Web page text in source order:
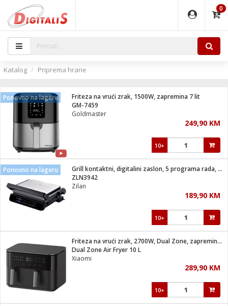
0
...
aparati
pribor
i pribor
/ G4
svjetla
grla
i oprema
- Analogija
IP kamere
100
Katalog Priprema hrane
Ponovno na lageru
Friteza na vrući zrak, 1500W, zapremina 7 lit
GM-7459
Goldmaster
249,90 KM
10+
Ponovno na lageru
Grill kontaktni, digitalini zaslon, 5 programa rada, 2000 W
ZLN3942
Zilan
189,90 KM
10+
Friteza na vrući zrak, 2700W, Dual Zone, zapremina 10 lit.
Dual Zone Air Fryer 10 L
Xiaomi
289,90 KM
10+